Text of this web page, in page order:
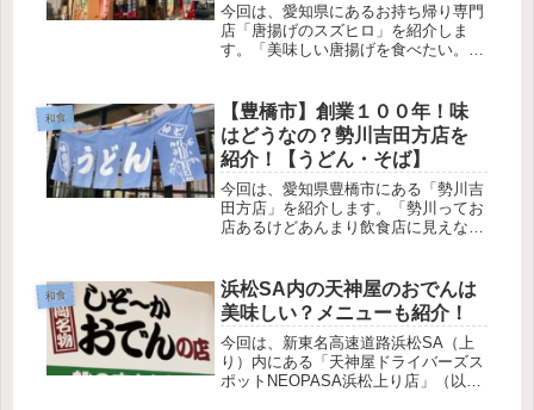
今回は、愛知県にあるお持ち帰り専門
店「唐揚げのスズヒロ」を紹介しま
す。「美味しい唐揚げを食べたい。」
げのスズヒロ」です。「唐揚げのスズ
ヒロ」は、愛知県をメインに展開して
いる...
和食
【豊橋市】創業１００年！味
はどうなの？勢川吉田方店を
紹介！【うどん・そば】
今回は、愛知県豊橋市にある「勢川吉
田方店」を紹介します。「勢川ってお
店あるけどあんまり飲食店に見えない
たに今回は「勢川吉田方店」に行って
きたのでご紹介します。たつお創業１
０...
和食
浜松SA内の天神屋のおでんは
美味しい？メニューも紹介！
今回は、新東名高速道路浜松SA（上
り）内にある「天神屋ドライバーズス
ポットNEOPASA浜松上り店」（以